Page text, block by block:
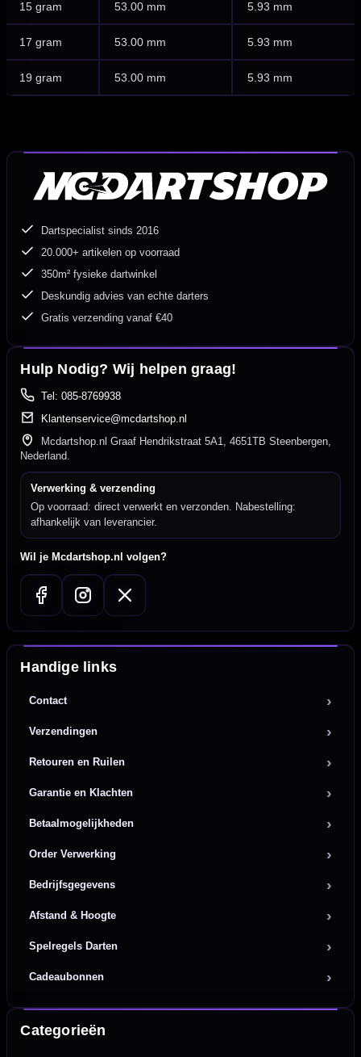
15 gram 53.00 mm 5.93 mm
17 gram 53.00 mm 5.93 mm
19 gram 53.00 mm 5.93 mm
Dartspecialist sinds 2016
20.000+ artikelen op voorraad
350m² fysieke dartwinkel
Deskundig advies van echte darters
Gratis verzending vanaf €40
Hulp Nodig? Wij helpen graag!
Tel: 085-8769938
Klantenservice@mcdartshop.nl
Mcdartshop.nl Graaf Hendrikstraat 5A1, 4651TB Steenbergen,
Nederland.
Verwerking & verzending
Op voorraad: direct verwerkt en verzonden. Nabestelling:
afhankelijk van leverancier.
Wil je Mcdartshop.nl volgen?
Handige links
Contact
Verzendingen
Retouren en Ruilen
Garantie en Klachten
Betaalmogelijkheden
Order Verwerking
Bedrijfsgegevens
Afstand & Hoogte
Spelregels Darten
Cadeaubonnen
Categorieën